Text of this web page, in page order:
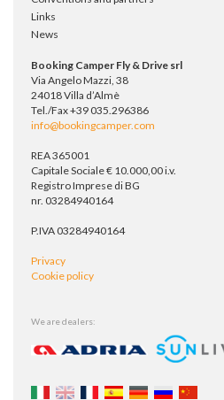
Links
News
Booking Camper Fly & Drive srl
Via Angelo Mazzi, 38
24018 Villa d’Almè
Tel./Fax +39 035.296386
info@bookingcamper.com
REA 365001
Capitale Sociale € 10.000,00 i.v.
Registro Imprese di BG
nr. 03284940164
P.IVA 03284940164
Privacy
Cookie policy
We are dealers: